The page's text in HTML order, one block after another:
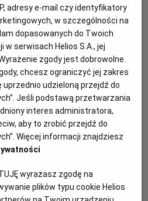
- nie przegap!
Psiego Patrolu w ich
w historii.
adresy e-mail czy identyfikatory
w szczególności na
dopasowanych do Twoich
serwisach Helios S.A., jej
zgody jest dobrowolne.
chcesz ograniczyć jej zakres
udzieloną przejdź do
Jeśli podstawą przetwarzania
interes administratora,
aby to zrobić przejdź do
Więcej informacji znajdziesz
wyrażasz zgodę na
plików typu cookie Helios